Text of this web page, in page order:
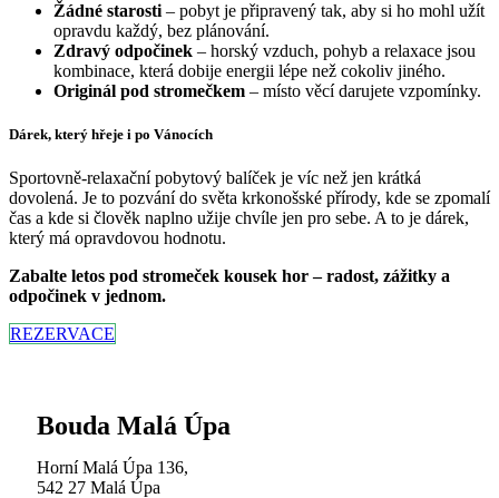
Žádné starosti – pobyt je připravený tak, aby si ho mohl užít
opravdu každý, bez plánování.
Zdravý odpočinek – horský vzduch, pohyb a relaxace jsou
kombinace, která dobije energii lépe než cokoliv jiného.
Originál pod stromečkem – místo věcí darujete vzpomínky.
Dárek, který hřeje i po Vánocích
Sportovně-relaxační pobytový balíček je víc než jen krátká
dovolená. Je to pozvání do světa krkonošské přírody, kde se zpomalí
čas a kde si člověk naplno užije chvíle jen pro sebe. A to je dárek,
který má opravdovou hodnotu.
Zabalte letos pod stromeček kousek hor – radost, zážitky a
odpočinek v jednom.
REZERVACE
Bouda Malá Úpa
Horní Malá Úpa 136,
542 27 Malá Úpa